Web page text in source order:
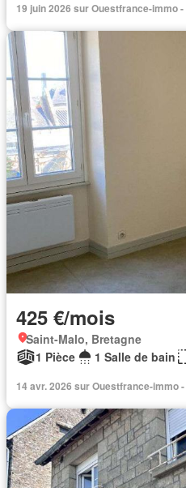
19 juin 2026 sur Ouestfrance-immo -
425 €/mois
Saint-Malo, Bretagne
1 Pièce
1 Salle de bain
14 avr. 2026 sur Ouestfrance-immo -